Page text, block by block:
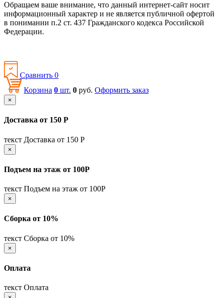
Обращаем ваше внимание, что данный интернет-сайт носит
информационный характер и не является публичной офертой
в понимании п.2 ст. 437 Гражданского кодекса Российской
Федерации.
Сравнить 0
Корзина 0 шт. 0 руб. Оформить заказ
×
Доставка от 150 Р
текст Доставка от 150 Р
×
Подъем на этаж от 100Р
текст Подъем на этаж от 100Р
×
Сборка от 10%
текст Сборка от 10%
×
Оплата
текст Оплата